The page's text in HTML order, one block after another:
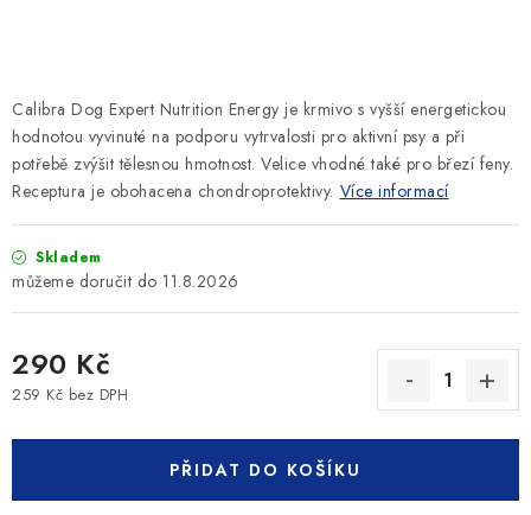
Podmínky ochrany osobních údajů
Calibra Dog Expert Nutrition Energy je krmivo s vyšší energetickou
hodnotou vyvinuté na podporu vytrvalosti pro aktivní psy a při
potřebě zvýšit tělesnou hmotnost. Velice vhodné také pro březí feny.
Receptura je obohacena chondroprotektivy. Více informací
Skladem
11.8.2026
290 Kč
259 Kč bez DPH
PŘIDAT DO KOŠÍKU